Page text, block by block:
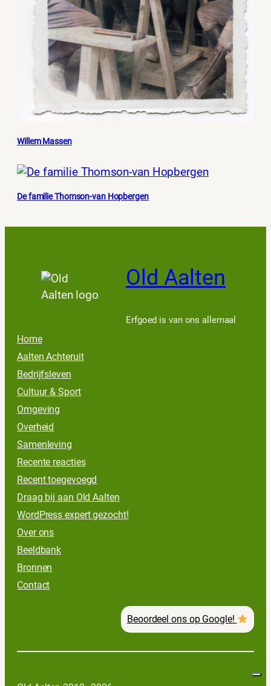
Willem Massen
De familie Thomson-van Hopbergen
Old Aalten
Erfgoed is van ons allemaal
Home
Aalten Achteruit
Bedrijfsleven
Cultuur & Sport
Omgeving
Overheid
Samenleving
Recente reacties
Recent toegevoegd
Draag bij aan Old Aalten
WordPress expert gezocht!
Over ons
Beeldbank
Bronnen
Contact
Beoordeel ons op Google!